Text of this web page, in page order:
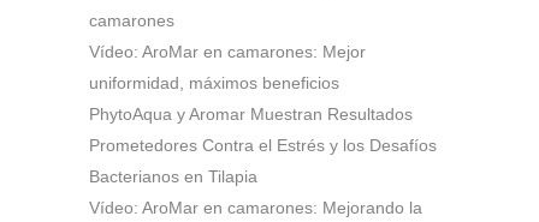
camarones
Vídeo: AroMar en camarones: Mejor
uniformidad, máximos beneficios
PhytoAqua y Aromar Muestran Resultados
Prometedores Contra el Estrés y los Desafíos
Bacterianos en Tilapia
Vídeo: AroMar en camarones: Mejorando la